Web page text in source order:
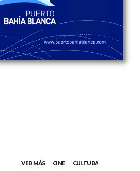
VER MÁS CINE
CULTURA